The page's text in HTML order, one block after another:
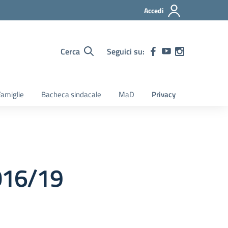
Accedi
Cerca Seguici su:
Bacheca sindacale MaD Privacy
19